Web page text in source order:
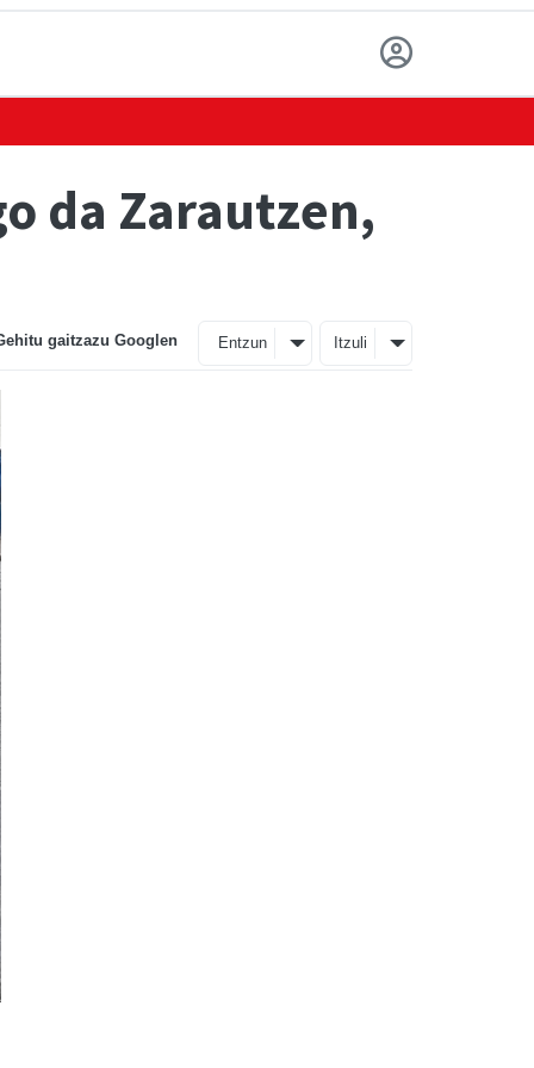
da Zarautzen,
gaitzazu Googlen Entzun Itzuli